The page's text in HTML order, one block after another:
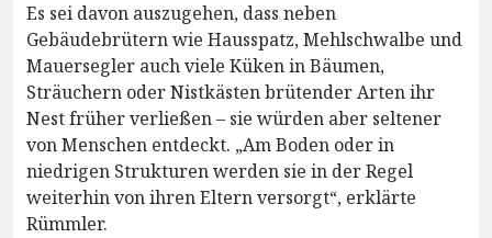
Es sei davon auszugehen, dass neben
Gebäudebrütern wie Hausspatz, Mehlschwalbe und
Mauersegler auch viele Küken in Bäumen,
Sträuchern oder Nistkästen brütender Arten ihr
Nest früher verließen – sie würden aber seltener
von Menschen entdeckt. „Am Boden oder in
niedrigen Strukturen werden sie in der Regel
weiterhin von ihren Eltern versorgt“, erklärte
Rümmler.